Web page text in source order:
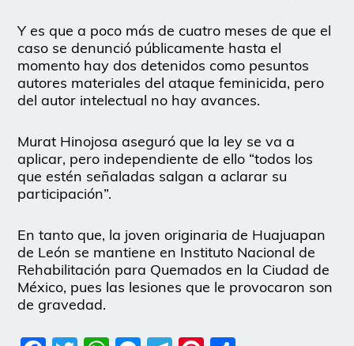
Y es que a poco más de cuatro meses de que el
caso se denunció públicamente hasta el
momento hay dos detenidos como pesuntos
autores materiales del ataque feminicida, pero
del autor intelectual no hay avances.
Murat Hinojosa aseguró que la ley se va a
aplicar, pero independiente de ello “todos los
que estén señaladas salgan a aclarar su
participación”.
En tanto que, la joven originaria de Huajuapan
de León se mantiene en Instituto Nacional de
Rehabilitación para Quemados en la Ciudad de
México, pues las lesiones que le provocaron son
de gravedad.